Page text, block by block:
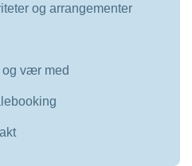
og arrangementer
og vær med